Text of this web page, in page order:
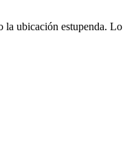
la ubicación estupenda. Lo